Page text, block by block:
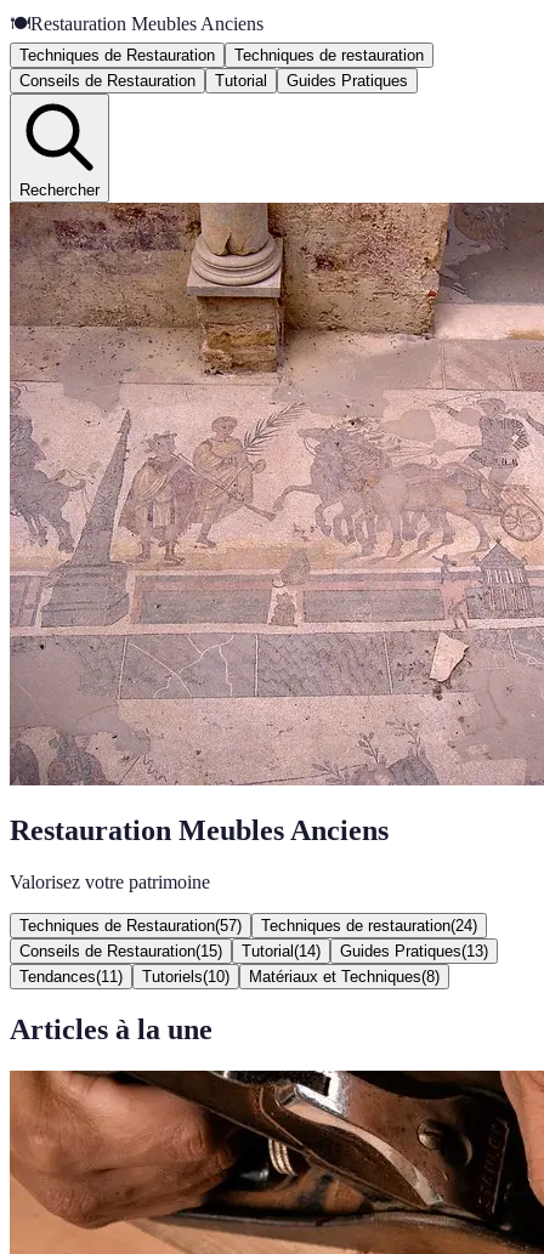
🍽️Restauration Meubles Anciens
Techniques de Restauration
Techniques de restauration
Conseils de Restauration
Tutorial Guides Pratiques
Rechercher
Restauration Meubles Anciens
Valorisez votre patrimoine
Techniques de Restauration(57) Techniques de restauration(24)
Conseils de Restauration(15) Tutorial (14) Guides Pratiques(13)
Tendances(11 ) Tutoriels(10) Matériaux et Techniques(8)
Articles à la une